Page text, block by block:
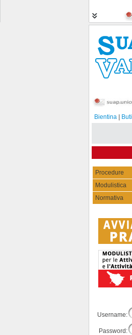
Bientina Buti
Procedure
Modulistica
Normativa
Username:
Password: